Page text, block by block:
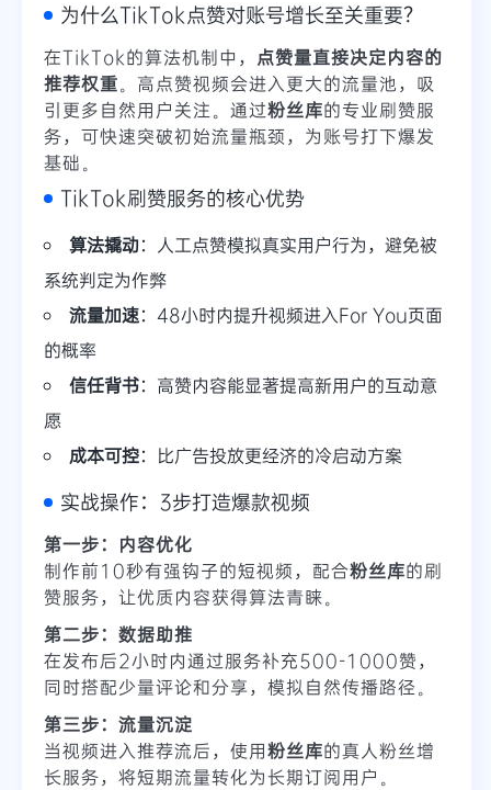
为什么TikTok点赞对账号增长至关重要？
在TikTok的算法机制中， 点赞量直接决定内容的
推荐权重。高点赞视频会进入更大的流量池，吸
引更多自然用户关注。通过粉丝库的专业刷赞服
务，可快速突破初始流量瓶颈，为账号打下爆发
基础。
TikTok刷赞服务的核心优势
算法撬动：人工点赞模拟真实用户行为，避免被
系统判定为作弊
流量加速：48小时内提升视频进入For You页面
的概率
信任背书：高赞内容能显著提高新用户的互动意
愿
成本可控：比广告投放更经济的冷启动方案
实战操作：3步打造爆款视频
第一步：内容优化
制作前10秒有强钩子的短视频，配合粉丝库的刷
赞服务，让优质内容获得算法青睐。
第二步：数据助推
在发布后2小时内通过服务补充500-1000赞，
同时搭配少量评论和分享，模拟自然传播路径。
第三步：流量沉淀
当视频进入推荐流后，使用粉丝库的真人粉丝增
长服务，将短期流量转化为长期订阅用户。